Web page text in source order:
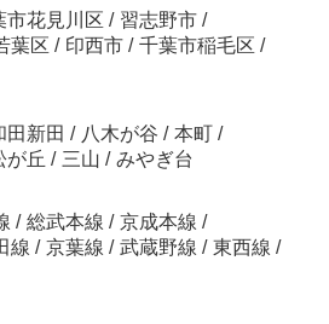
市花見川区 / 習志野市 /
葉区 / 印西市 / 千葉市稲毛区 /
田新田 / 八木が谷 / 本町 /
が丘 / 三山 / みやぎ台
/ 総武本線 / 京成本線 /
線 / 京葉線 / 武蔵野線 / 東西線 /